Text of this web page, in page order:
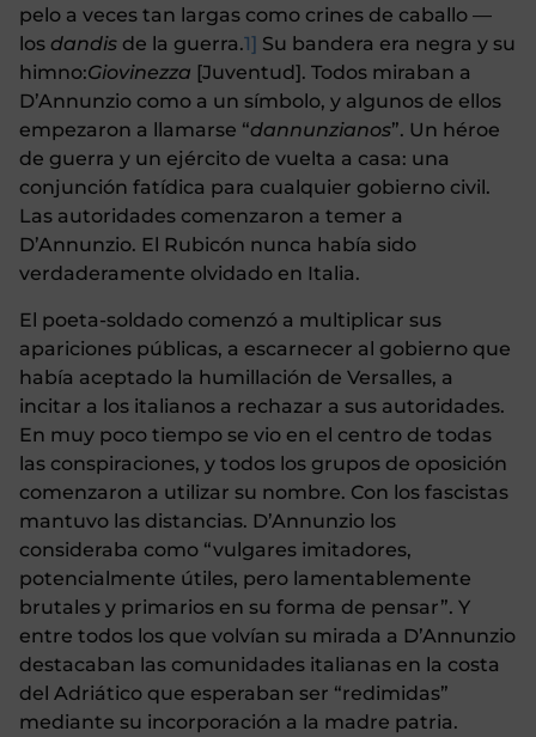
pelo a veces tan largas como crines de caballo —
los dandis de la guerra.1] Su bandera era negra y su
himno:Giovinezza [Juventud]. Todos miraban a
D’Annunzio como a un símbolo, y algunos de ellos
empezaron a llamarse “dannunzianos”. Un héroe
de guerra y un ejército de vuelta a casa: una
conjunción fatídica para cualquier gobierno civil.
Las autoridades comenzaron a temer a
D’Annunzio. El Rubicón nunca había sido
verdaderamente olvidado en Italia.
El poeta-soldado comenzó a multiplicar sus
apariciones públicas, a escarnecer al gobierno que
había aceptado la humillación de Versalles, a
incitar a los italianos a rechazar a sus autoridades.
En muy poco tiempo se vio en el centro de todas
las conspiraciones, y todos los grupos de oposición
comenzaron a utilizar su nombre. Con los fascistas
mantuvo las distancias. D’Annunzio los
consideraba como “vulgares imitadores,
potencialmente útiles, pero lamentablemente
brutales y primarios en su forma de pensar”. Y
entre todos los que volvían su mirada a D’Annunzio
destacaban las comunidades italianas en la costa
del Adriático que esperaban ser “redimidas”
mediante su incorporación a la madre patria.